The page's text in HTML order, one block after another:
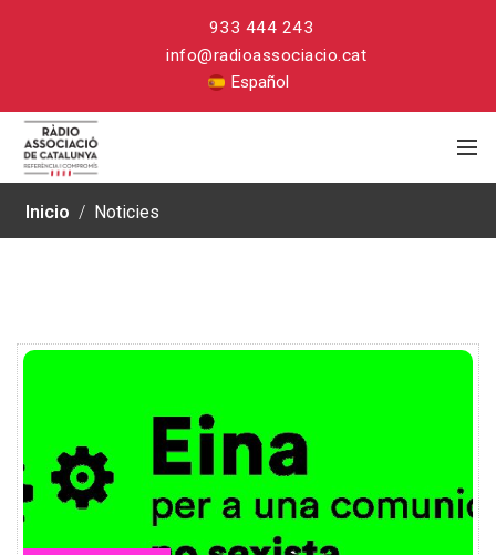
933 444 243
info@radioassociacio.cat
Español
Inicio / Noticies